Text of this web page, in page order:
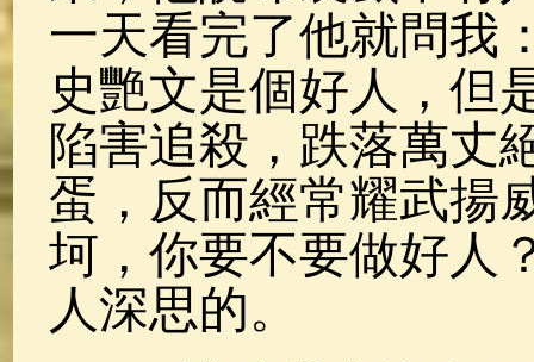
一天看完了他就問我
史艷文是個好人，但
陷害追殺，跌落萬丈
蛋，反而經常耀武揚
坷，你要不要做好人
人深思的。